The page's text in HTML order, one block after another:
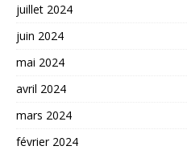
juillet 2024
juin 2024
mai 2024
avril 2024
mars 2024
février 2024